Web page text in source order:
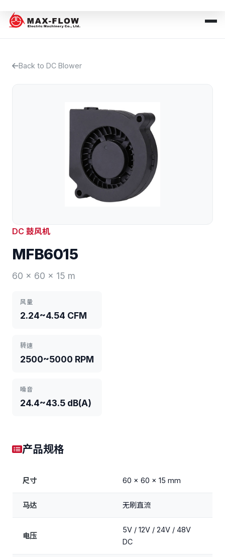
Back to DC Blower
DC 鼓风机
MFB6015
60 x 60 x 15 m
风量
2.24~4.54 CFM
转速
2500~5000 RPM
噪音
24.4~43.5 dB(A)
产品规格
尺寸 60 x 60 x 15 mm
马达 无刷直流
电压
5V / 12V / 24V / 48V
DC